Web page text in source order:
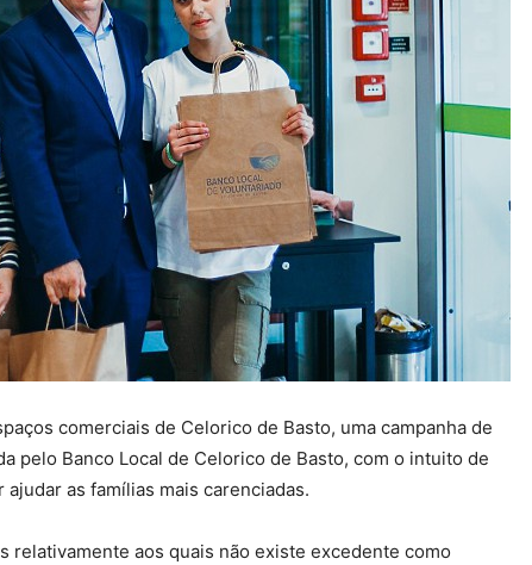
comerciais de Celorico de Basto, uma campanha de
pelo Banco Local de Celorico de Basto, com o intuito de
as famílias mais carenciadas.
relativamente aos quais não existe excedente como